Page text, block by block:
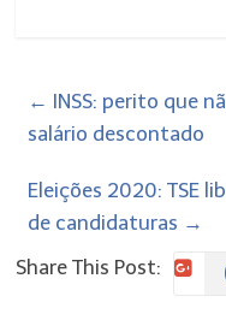
← INSS: perito que
salário descontado
Eleições 2020: TSE
de candidaturas →
Share This Post: